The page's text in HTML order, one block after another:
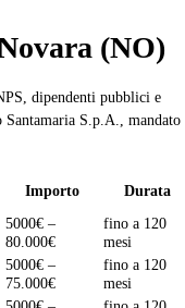
(NO)
dipendenti pubblici e
S.p.A., mandato
Importo Durata
5000€ –
80.000€
fino a 120
mesi
5000€ –
75.000€
fino a 120
mesi